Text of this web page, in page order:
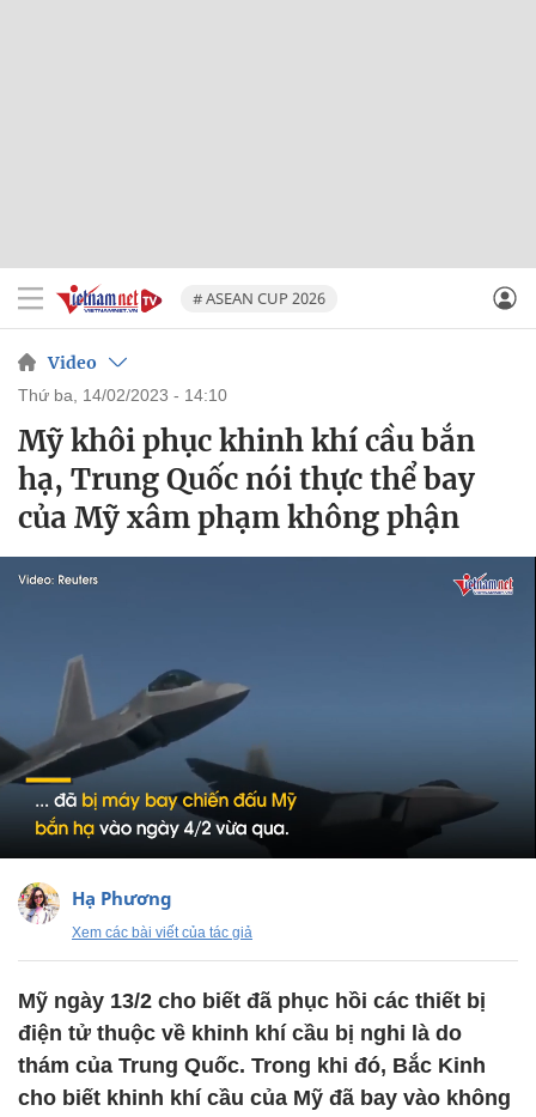
# ASEAN CUP 2026
Video
thứ ba, 14/02/2023 - 14:10
Mỹ khôi phục khinh khí cầu bắn
hạ, Trung Quốc nói thực thể bay
của Mỹ xâm phạm không phận
Hạ Phương
Xem các bài viết của tác giả
Mỹ ngày 13/2 cho biết đã phục hồi các thiết bị
điện tử thuộc về khinh khí cầu bị nghi là do
thám của Trung Quốc. Trong khi đó, Bắc Kinh
cho biết khinh khí cầu của Mỹ đã bay vào không